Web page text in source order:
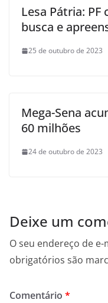
Lesa Pátria:
busca e
25 de outubro de 2023
Mega-Sena
60 milhões
24 de outubro de 2023
Deixe um
O seu endereço de
obrigatórios são
Comentário *